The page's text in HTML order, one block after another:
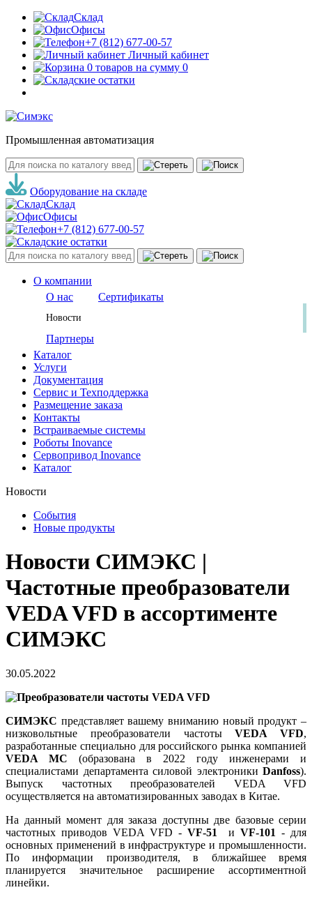
Склад
Офисы
+7 (812) 677-00-57
Личный кабинет
0 товаров на сумму 0
Промышленная автоматизация
Оборудование на складе
Склад
Офисы
+7 (812) 677-00-57
О компании
О нас
Сертификаты
Новости
Партнеры
Каталог
Услуги
Документация
Сервис и Техподдержка
Размещение заказа
Контакты
Встраиваемые системы
Роботы Inovance
Сервопривод Inovance
Каталог
Новости
События
Новые продукты
Новости СИМЭКС |
Частотные преобразователи
VEDA VFD в ассортименте
СИМЭКС
30.05.2022
СИМЭКС представляет вашему вниманию новый продукт –
низковольтные преобразователи частотыVEDA VFD,
разработанные специально для российского рынка компанией
VEDA MC (образована в 2022 году инженерами и
специалистами департамента силовой электроники Danfoss).
Выпуск частотных преобразователей VEDA VFD
осуществляется на автоматизированных заводах в Китае.
На данный момент для заказа доступны две базовые серии
частотных приводов VEDA VFD - VF-51 и VF-101 - для
основных применений в инфраструктуре и промышленности.
По информации производителя, в ближайшее время
планируется значительное расширение ассортиментной
линейки.